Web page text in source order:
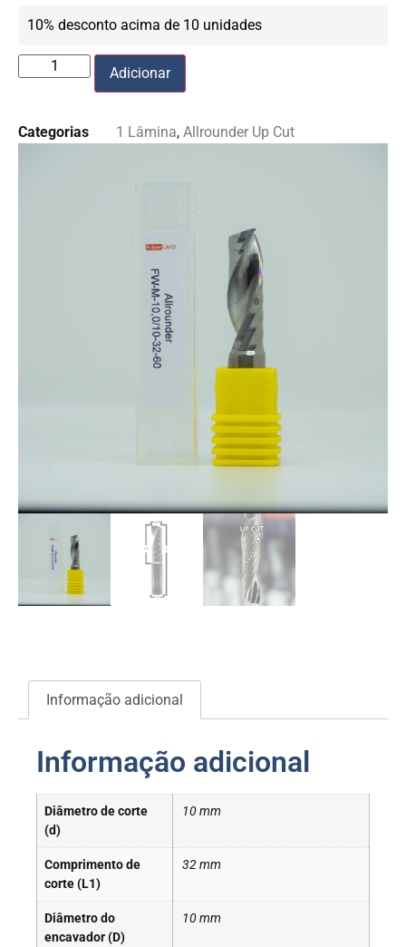
10% desconto acima de 10 unidades
Adicionar
Categorias 1 Lâmina, Allrounder Up Cut
Informação adicional
Informação adicional
Diâmetro de corte
(d)
10 mm
Comprimento de
corte (L1)
32 mm
Diâmetro do
encavador (D)
10 mm